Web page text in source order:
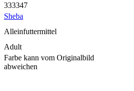
333347
Sheba
Alleinfuttermittel
Adult
Farbe kann vom Originalbild
abweichen